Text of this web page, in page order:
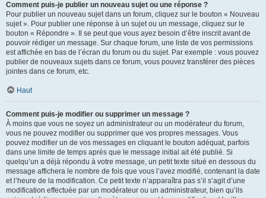
Comment puis-je publier un nouveau sujet ou une réponse ?
Pour publier un nouveau sujet dans un forum, cliquez sur le bouton « Nouveau
sujet ». Pour publier une réponse à un sujet ou un message, cliquez sur le
bouton « Répondre ». Il se peut que vous ayez besoin d’être inscrit avant de
pouvoir rédiger un message. Sur chaque forum, une liste de vos permissions
est affichée en bas de l’écran du forum ou du sujet. Par exemple : vous pouvez
publier de nouveaux sujets dans ce forum, vous pouvez transférer des pièces
jointes dans ce forum, etc.
Haut
Comment puis-je modifier ou supprimer un message ?
À moins que vous ne soyez un administrateur ou un modérateur du forum,
vous ne pouvez modifier ou supprimer que vos propres messages. Vous
pouvez modifier un de vos messages en cliquant le bouton adéquat, parfois
dans une limite de temps après que le message initial ait été publié. Si
quelqu’un a déjà répondu à votre message, un petit texte situé en dessous du
message affichera le nombre de fois que vous l’avez modifié, contenant la date
et l’heure de la modification. Ce petit texte n’apparaîtra pas s’il s’agit d’une
modification effectuée par un modérateur ou un administrateur, bien qu’ils